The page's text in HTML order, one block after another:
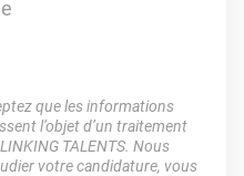
que les informations
l’objet d’un traitement
TALENTS. Nous
votre candidature, vous